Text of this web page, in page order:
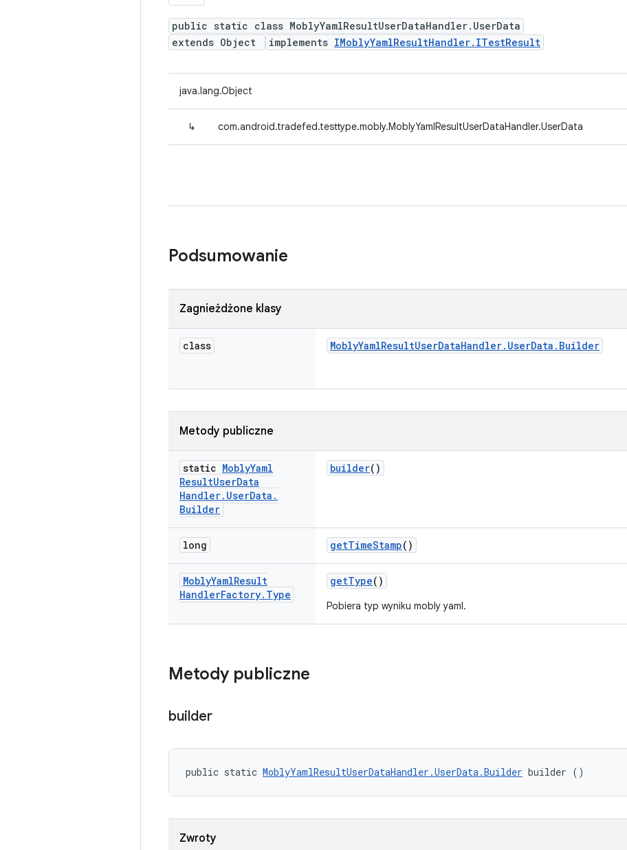
public static class MoblyYamlResultUserDataHandler.UserData
extends Object
implements IMoblyYamlResultHandler.ITestResult
java.lang.Object
↳ com.android.tradefed.testtype.mobly.MoblyYamlResultUserDataHandler.UserData
Podsumowanie
Zagnieżdżone klasy
class MoblyYamlResultUserDataHandler. UserData . Builder
Metody publiczne
static MoblyYaml
ResultUserData
Handler. UserData .
Builder
builder()
long getTimeStamp()
MoblyYamlResult
HandlerFactory. Type
getType()
Pobiera typ wyniku mobly yaml.
Metody publiczne
builder
public static MoblyYamlResultUserDataHandler.UserData.Builder builder ()
Zwroty